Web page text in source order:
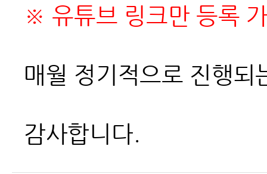
※ 유튜브 링크만 등록
매월 정기적으로 진행
감사합니다.